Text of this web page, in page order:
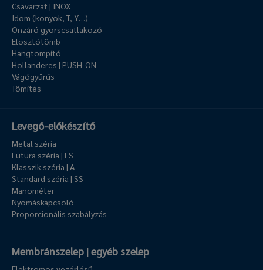
Csavarzat | INOX
Idom (könyök, T, Y…)
Önzáró gyorscsatlakozó
Elosztótömb
Hangtompító
Hollanderes | PUSH-ON
Vágógyűrűs
Tömítés
Levegő-előkészítő
Metal széria
Futura széria | FS
Klasszik széria | A
Standard széria | SS
Manométer
Nyomáskapcsoló
Proporcionális szabályzás
Membránszelep | egyéb szelep